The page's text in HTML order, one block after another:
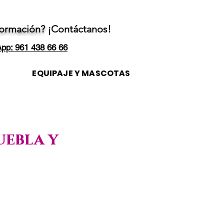
¡Contáctanos!
961 438 66 66
EQUIPAJE Y MASCOTAS
y